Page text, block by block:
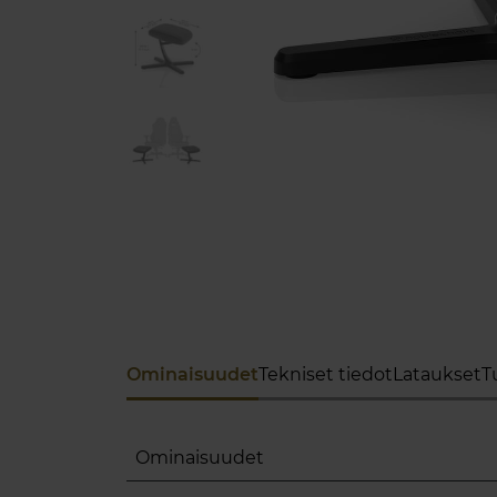
OminaisuudetTekniset tiedotLataukset
Ominaisuudet